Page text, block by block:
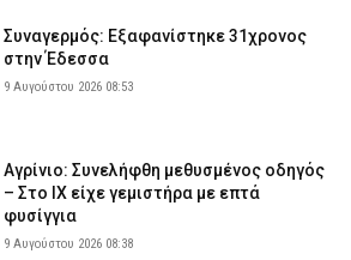
Συναγερμός: Εξαφανίστηκε 31χρονος
στην Έδεσσα
9 Αυγούστου 2026 08:53
Αγρίνιο: Συνελήφθη μεθυσμένος οδηγός
– Στο ΙΧ είχε γεμιστήρα με επτά
φυσίγγια
9 Αυγούστου 2026 08:38